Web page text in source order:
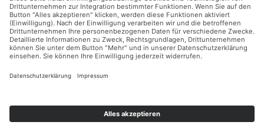
Sicher Einkaufen
Ladengeschäft
Newsletter
Facebook Instagram